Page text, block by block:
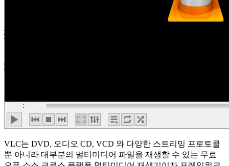
VLC는 DVD, 오디오 CD, VCD 와 다양한 스트리밍 프로토콜
뿐 아니라 대부분의 멀티미디어 파일을 재생할 수 있는 무료